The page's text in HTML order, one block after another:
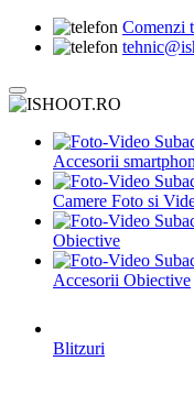
Comenzi
Accesorii
Camere Foto si
Obiective
Accesorii Obiective
Blitzuri